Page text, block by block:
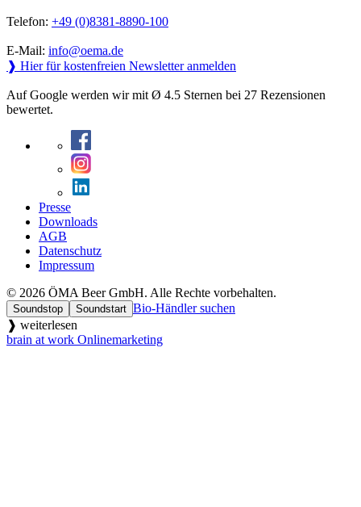
Telefon: +49 (0)8381-8890-100
E-Mail: info@oema.de
❱ Hier für kostenfreien Newsletter anmelden
Auf Google werden wir mit Ø 4.5 Sternen bei 27 Rezensionen
bewertet.
Presse
Downloads
AGB
Datenschutz
Impressum
© 2026 ÖMA Beer GmbH. Alle Rechte vorbehalten.
Soundstop Soundstart Bio-Händler suchen
❱ weiterlesen
brain at work Onlinemarketing